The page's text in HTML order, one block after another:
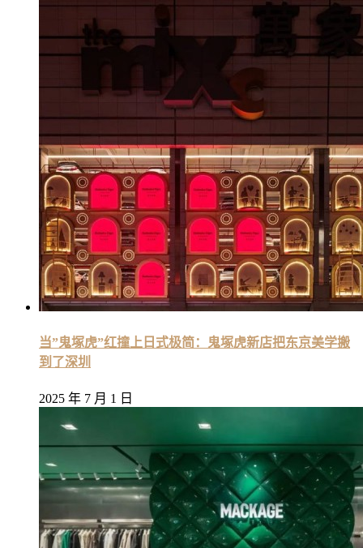
当”鬼塚虎”红撞上日式极简：鬼塚虎新店把东京美学搬
到了深圳
2025 年 7 月 1 日